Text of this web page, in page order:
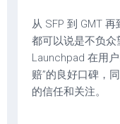
从 SFP 到 GMT
都可以说是不负
Launchpad 在用
赔”的良好口碑，
的信任和关注。